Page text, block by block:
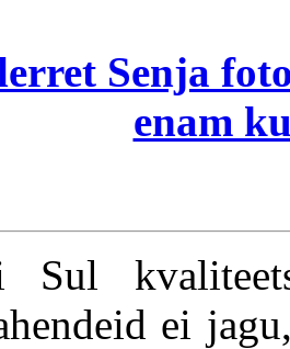
Senja
enam
Sul
ei